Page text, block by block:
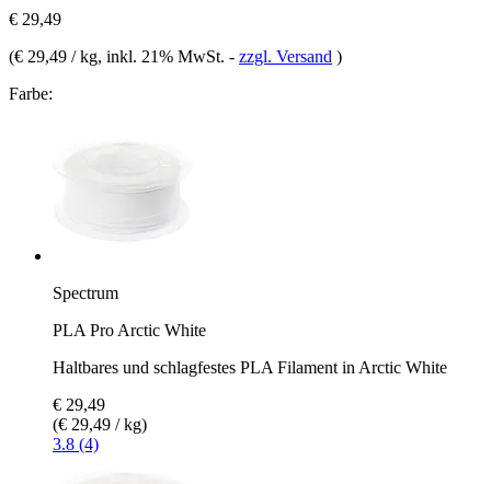
€ 29,49
(€ 29,49 / kg, inkl. 21% MwSt. - zzgl. Versand )
Farbe:
Spectrum
PLA Pro Arctic White
Haltbares und schlagfestes PLA Filament in Arctic White
€ 29,49
(€ 29,49 / kg)
3.8 (4)